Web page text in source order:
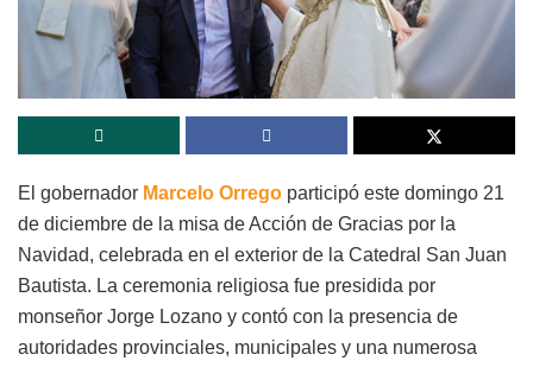
El gobernador Marcelo Orrego participó este domingo 21
de diciembre de la misa de Acción de Gracias por la
Navidad, celebrada en el exterior de la Catedral San Juan
Bautista. La ceremonia religiosa fue presidida por
monseñor Jorge Lozano y contó con la presencia de
autoridades provinciales, municipales y una numerosa